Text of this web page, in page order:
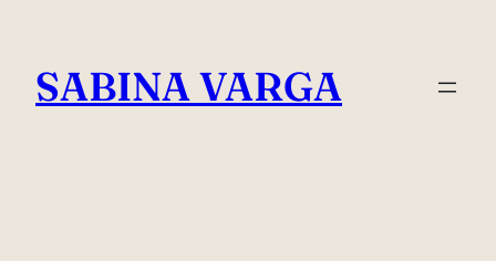
content
SABINA VARGA